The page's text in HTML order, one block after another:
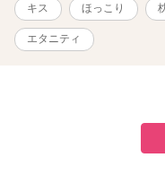
キス ほっこり
エタニティ